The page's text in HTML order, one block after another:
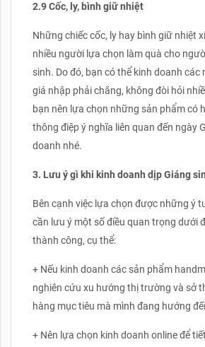
2.9 Cốc, ly, bình giữ nhiệt
Những chiếc cốc, ly hay bình giữ nhiệt
nhiều người lựa chọn làm quà cho
sinh. Do đó, bạn có thể kinh doanh các
giá nhập phải chăng, không đòi hỏi
bạn nên lựa chọn những sản phẩm có
thông điệp ý nghĩa liên quan đến ngày
doanh nhé.
3. Lưu ý gì khi kinh doanh dịp Giáng
Bên cạnh việc lựa chọn được những ý
cần lưu ý một số điều quan trọng dưới
thành công, cụ thể:
+ Nếu kinh doanh các sản phẩm
nghiên cứu xu hướng thị trường và sở
hàng mục tiêu mà mình đang hướng
+ Nên lựa chọn kinh doanh online để